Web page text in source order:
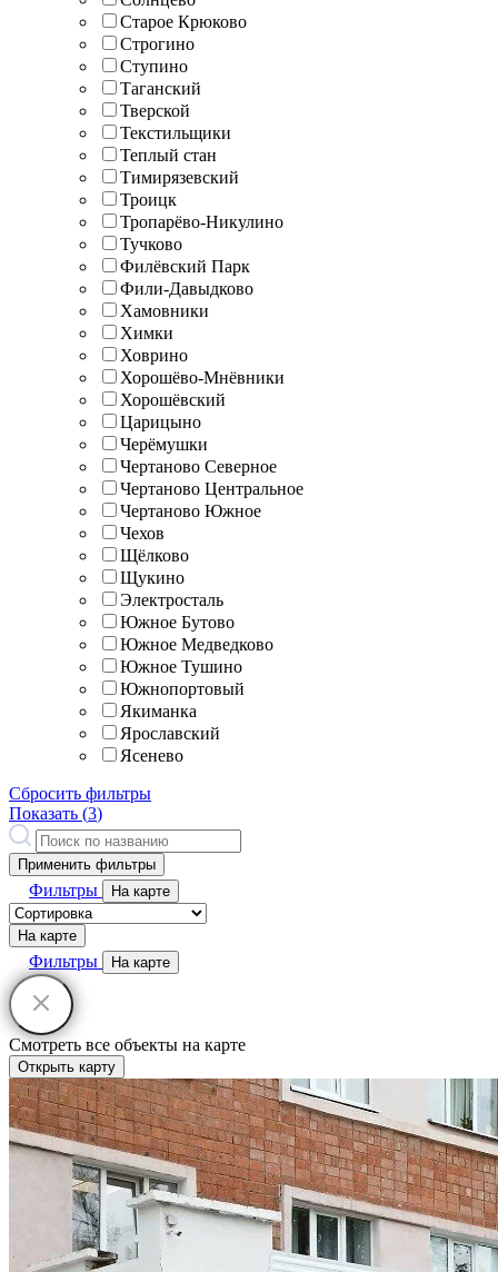
Старое Крюково
Строгино
Ступино
Таганский
Тверской
Текстильщики
Теплый стан
Тимирязевский
Троицк
Тропарёво-Никулино
Тучково
Филёвский Парк
Фили-Давыдково
Хамовники
Химки
Ховрино
Хорошёво-Мнёвники
Хорошёвский
Царицыно
Черёмушки
Чертаново Северное
Чертаново Центральное
Чертаново Южное
Чехов
Щёлково
Щукино
Электросталь
Южное Бутово
Южное Медведково
Южное Тушино
Южнопортовый
Якиманка
Ярославский
Ясенево
Сбросить фильтры
Показать (3)
Применить фильтры
Фильтры На карте
На карте
Фильтры На карте
Смотреть все объекты на карте
Открыть карту